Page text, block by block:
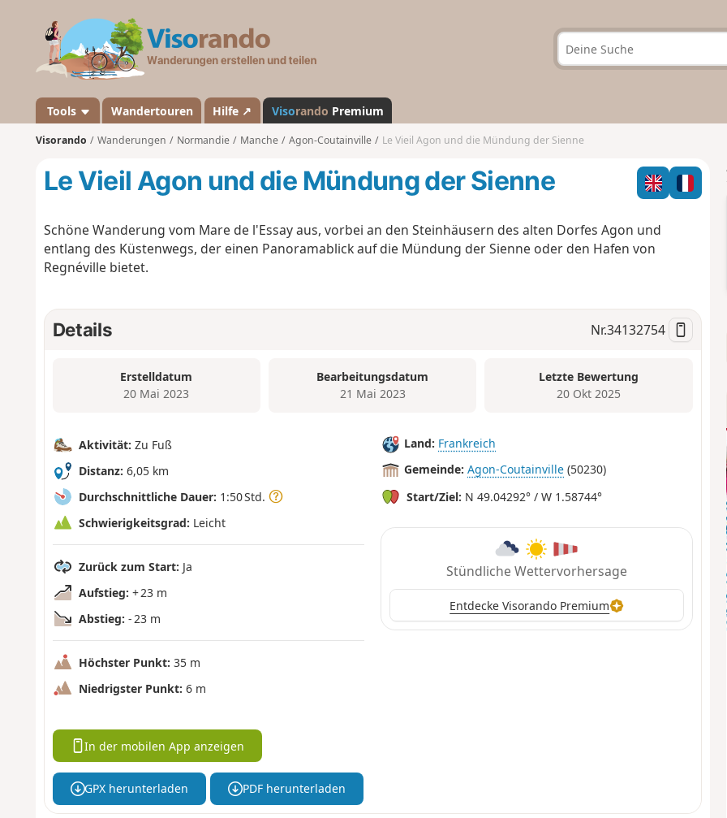
a
n
d
Tools Wandertouren Hilfe ↗ Visorando Premium
Visorando Wanderungen Normandie Manche Agon-Coutainville Le Vieil Agon und die Mündung der Sienne
Le Vieil Agon und die Mündung der Sienne
Schöne Wanderung vom Mare de l'Essay aus, vorbei an den Steinhäusern des alten Dorfes Agon und
entlang des Küstenwegs, der einen Panoramablick auf die Mündung der Sienne oder den Hafen von
Regnéville bietet.
Details Nr.34132754
Erstelldatum
20 Mai 2023
Bearbeitungsdatum
21 Mai 2023
Letzte Bewertung
20 Okt 2025
Aktivität: Zu Fuß
Distanz: 6,05 km
Durchschnittliche Dauer: 1:50 Std.
Schwierigkeitsgrad: Leicht
Zurück zum Start: Ja
Aufstieg: + 23 m
Abstieg: - 23 m
Höchster Punkt: 35 m
Niedrigster Punkt: 6 m
Land: Frankreich
Gemeinde: Agon-Coutainville (50230)
Start/Ziel: N 49.04292° / W 1.58744°
Stündliche Wettervorhersage
Entdecke Visorando Premium
In der mobilen App anzeigen
GPX herunterladen PDF herunterladen